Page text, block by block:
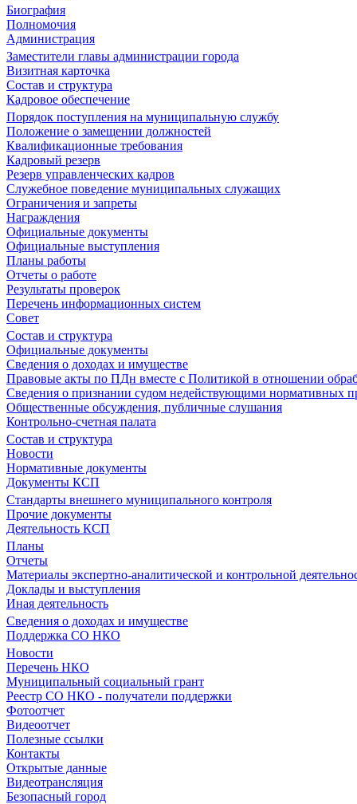
Биография
Полномочия
Администрация
Заместители главы администрации города
Визитная карточка
Состав и структура
Кадровое обеспечение
Порядок поступления на муниципальную службу
Положение о замещении должностей
Квалификационные требования
Кадровый резерв
Резерв управленческих кадров
Служебное поведение муниципальных служащих
Ограничения и запреты
Награждения
Официальные документы
Официальные выступления
Планы работы
Отчеты о работе
Результаты проверок
Перечень информационных систем
Совет
Состав и структура
Официальные документы
Сведения о доходах и имуществе
Правовые акты по ПДн вместе с Политикой в отношении
Сведения о признании судом недействующими нормативных
Общественные обсуждения, публичные слушания
Контрольно-счетная палата
Состав и структура
Новости
Нормативные документы
Документы КСП
Стандарты внешнего муниципального контроля
Прочие документы
Деятельность КСП
Планы
Отчеты
Материалы экспертно-аналитической и контрольной
Доклады и выступления
Иная деятельность
Сведения о доходах и имуществе
Поддержка СО НКО
Новости
Перечень НКО
Муниципальный социальный грант
Реестр СО НКО - получатели поддержки
Фотоотчет
Видеоотчет
Полезные ссылки
Контакты
Открытые данные
Видеотрансляция
Безопасный город